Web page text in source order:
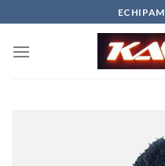
to
content